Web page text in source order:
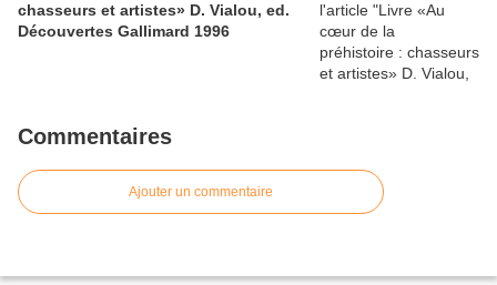
chasseurs et artistes» D. Vialou, ed.
Découvertes Gallimard 1996
Commentaires
Ajouter un commentaire